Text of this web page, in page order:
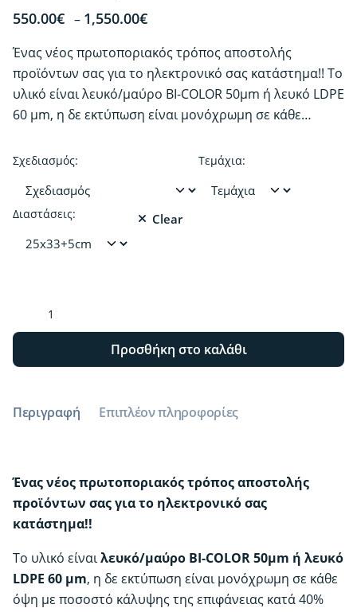
550.00€ – 1,550.00€Price
550.00€
through
1,550.00€
Ένας νέος πρωτοποριακός τρόπος αποστολής
προϊόντων σας για το ηλεκτρονικό σας κατάστημα!! Το
υλικό είναι λευκό/μαύρο BI-COLOR 50μm ή λευκό LDPE
60 μm, η δε εκτύπωση είναι μονόχρωμη σε κάθε…
Σχεδιασμός: Τεμάχια:
Διαστάσεις: Clear
σακούλα
νάιλον
SHOP.
Shop
που
ξεχωρίζουν
ενισχύουν
την
εικόνα
Προσθήκη στο καλάθι
Περιγραφή Επιπλέον πληροφορίες
Ένας νέος πρωτοποριακός τρόπος αποστολής
προϊόντων σας για το ηλεκτρονικό σας
κατάστημα!!
Το υλικό είναιλευκό/μαύρο BI-COLOR 50μm ή λευκό
LDPE 60 μm, η δε εκτύπωση είναι μονόχρωμη σε κάθε
όψη με ποσοστό κάλυψης της επιφάνειας κατά 40%